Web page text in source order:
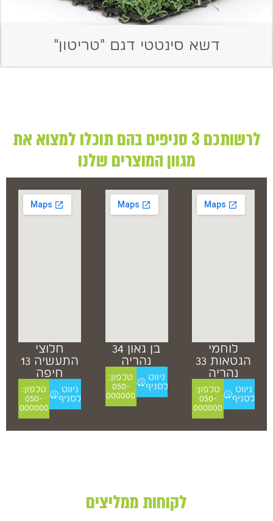
דשא סינטטי דגם "טריטון"
לרשותכם 3 סניפים בהם תוכלו למצוא את
מגוון המוצרים שלנו
לוחמי
הגטאות 33
נהריה
ניווט
לסניף
טלפון:
050-
000000
בן גאון 34
נהריה
ניווט
לסניף
טלפון:
050-
000000
חלוצי
התעשיה 13
חיפה
ניווט
לסניף
טלפון:
050-
000000
לקוחות ממליצים